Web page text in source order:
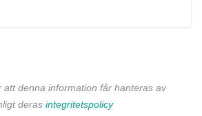
att denna information får hanteras av
deras integritetspolicy